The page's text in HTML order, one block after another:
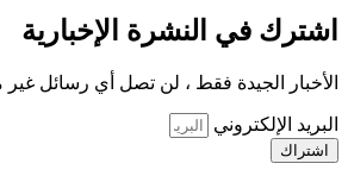
اشترك في النشرة الإخبارية
الأخبار الجيدة فقط ، لن تصل أي رسائل
البريد الإلكتروني
اشتراك